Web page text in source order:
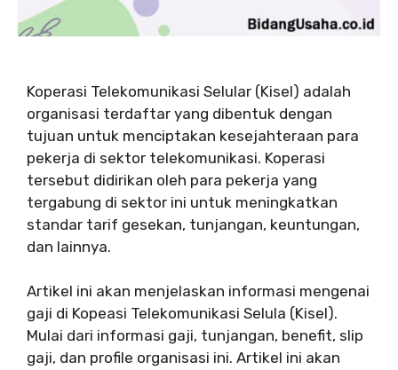
Koperasi Telekomunikasi Selular (Kisel) adalah
organisasi terdaftar yang dibentuk dengan
tujuan untuk menciptakan kesejahteraan para
pekerja di sektor telekomunikasi. Koperasi
tersebut didirikan oleh para pekerja yang
tergabung di sektor ini untuk meningkatkan
standar tarif gesekan, tunjangan, keuntungan,
dan lainnya.
Artikel ini akan menjelaskan informasi mengenai
gaji di Kopeasi Telekomunikasi Selula (Kisel).
Mulai dari informasi gaji, tunjangan, benefit, slip
gaji, dan profile organisasi ini. Artikel ini akan